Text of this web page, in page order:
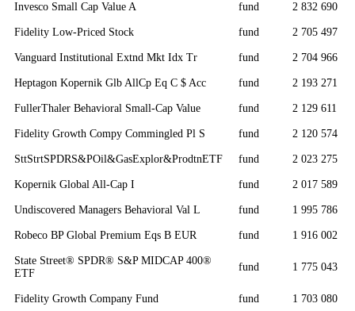
Invesco Small Cap Value A fund 2 832 690
Fidelity Low-Priced Stock fund 2 705 497
Vanguard Institutional Extnd Mkt Idx Tr fund 2 704 966
Heptagon Kopernik Glb AllCp Eq C $ Acc fund 2 193 271
FullerThaler Behavioral Small-Cap Value fund 2 129 611
Fidelity Growth Compy Commingled Pl S fund 2 120 574
SttStrtSPDRS&POil&GasExplor&ProdtnETF fund 2 023 275
Kopernik Global All-Cap I fund 2 017 589
Undiscovered Managers Behavioral Val L fund 1 995 786
Robeco BP Global Premium Eqs B EUR fund 1 916 002
State Street® SPDR® S&P MIDCAP 400®
ETF
fund 1 775 043
Fidelity Growth Company Fund fund 1 703 080